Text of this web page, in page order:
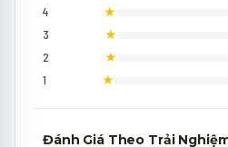
4
★
3
★
2
★
1
★
Đánh Giá Theo Trải